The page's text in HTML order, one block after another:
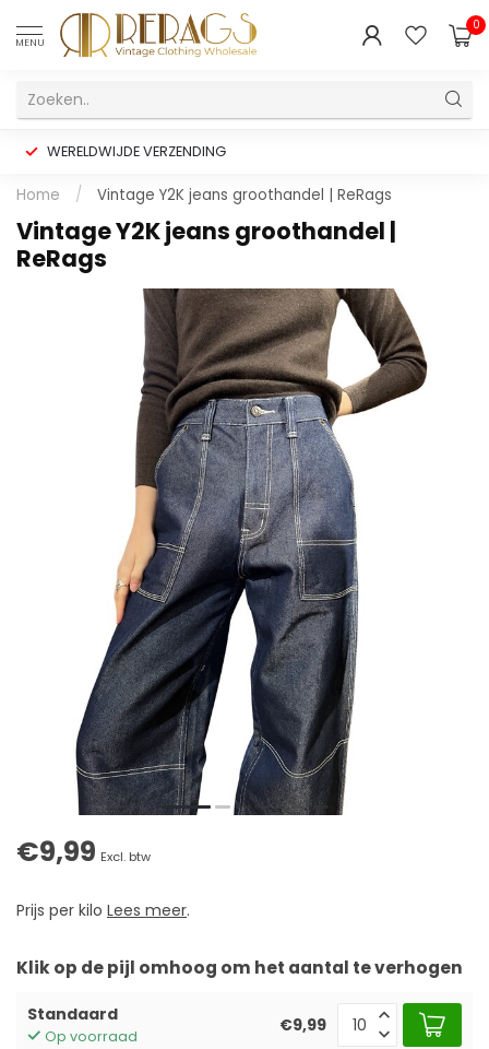
MENU
0
WERELDWIJDE VERZENDING
Home / Vintage Y2K jeans groothandel | ReRags
Vintage Y2K jeans groothandel |
ReRags
€9,99 Excl. btw
Prijs per kilo Lees meer.
Klik op de pijl omhoog om het aantal te verhogen
Standaard
Op voorraad
€9,99